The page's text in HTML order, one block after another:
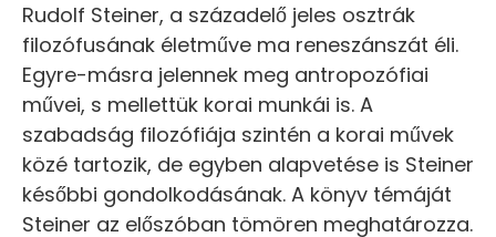
Rudolf Steiner, a századelő jeles osztrák
filozófusának életműve ma reneszánszát éli.
Egyre-másra jelennek meg antropozófiai
művei, s mellettük korai munkái is. A
szabadság filozófiája szintén a korai művek
közé tartozik, de egyben alapvetése is Steiner
későbbi gondolkodásának. A könyv témáját
Steiner az előszóban tömören meghatározza.